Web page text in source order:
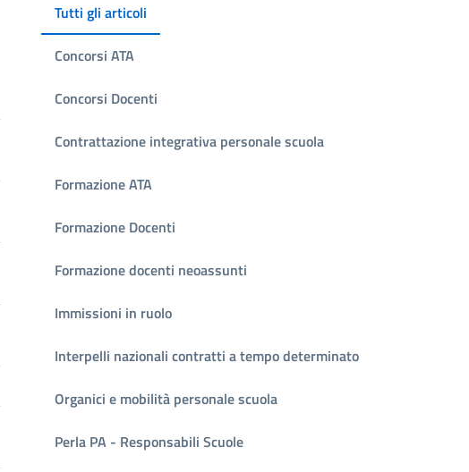
Tutti gli articoli
Concorsi ATA
Concorsi Docenti
Contrattazione integrativa personale scuola
Formazione ATA
Formazione Docenti
Formazione docenti neoassunti
Immissioni in ruolo
Interpelli nazionali contratti a tempo determinato
Organici e mobilità personale scuola
Perla PA - Responsabili Scuole